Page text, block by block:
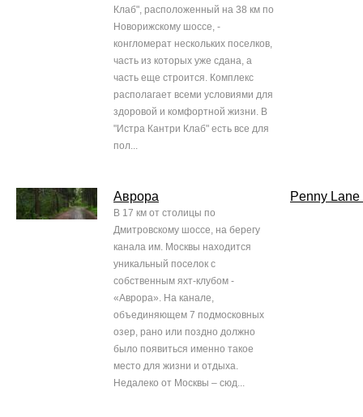
Клаб", расположенный на 38 км по
Новорижскому шоссе, -
конгломерат нескольких поселков,
часть из которых уже сдана, а
часть еще строится. Комплекс
располагает всеми условиями для
здоровой и комфортной жизни. В
"Истра Кантри Клаб" есть все для
пол...
Аврора
В 17 км от столицы по
Дмитровскому шоссе, на берегу
канала им. Москвы находится
уникальный поселок с
собственным яхт-клубом -
«Аврора». На канале,
объединяющем 7 подмосковных
озер, рано или поздно должно
было появиться именно такое
место для жизни и отдыха.
Недалеко от Москвы – сюд...
Penny